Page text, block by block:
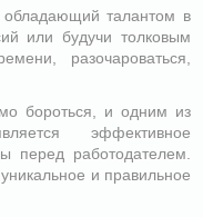
обладающий талантом в
или будучи толковым
разочароваться,
бороться, и одним из
эффективное
перед работодателем.
и правильное